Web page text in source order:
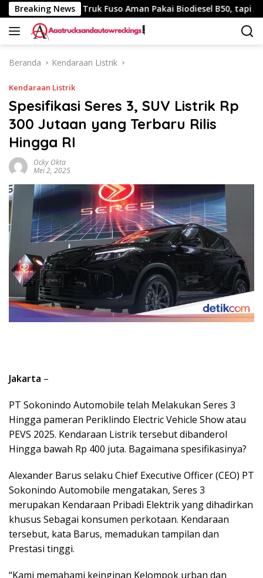
Langsung
ke
konten
Breaking News
Km Truk Fuso Aman Pakai Biodiesel B50, tapi Ada
Beranda Kendaraan Listrik
Kendaraan Listrik
Spesifikasi Seres 3, SUV Listrik Rp
300 Jutaan yang Terbaru Rilis
Hingga RI
Ocky Okta
Mei 2, 2025
Jakarta –
PT Sokonindo Automobile telah Melakukan Seres 3
Hingga pameran Periklindo Electric Vehicle Show atau
PEVS 2025. Kendaraan Listrik tersebut dibanderol
Hingga bawah Rp 400 juta. Bagaimana spesifikasinya?
Alexander Barus selaku Chief Executive Officer (CEO) PT
Sokonindo Automobile mengatakan, Seres 3
merupakan Kendaraan Pribadi Elektrik yang dihadirkan
khusus Sebagai konsumen perkotaan. Kendaraan
tersebut, kata Barus, memadukan tampilan dan
Prestasi tinggi.
“Kami memahami keinginan Kelompok urban dan